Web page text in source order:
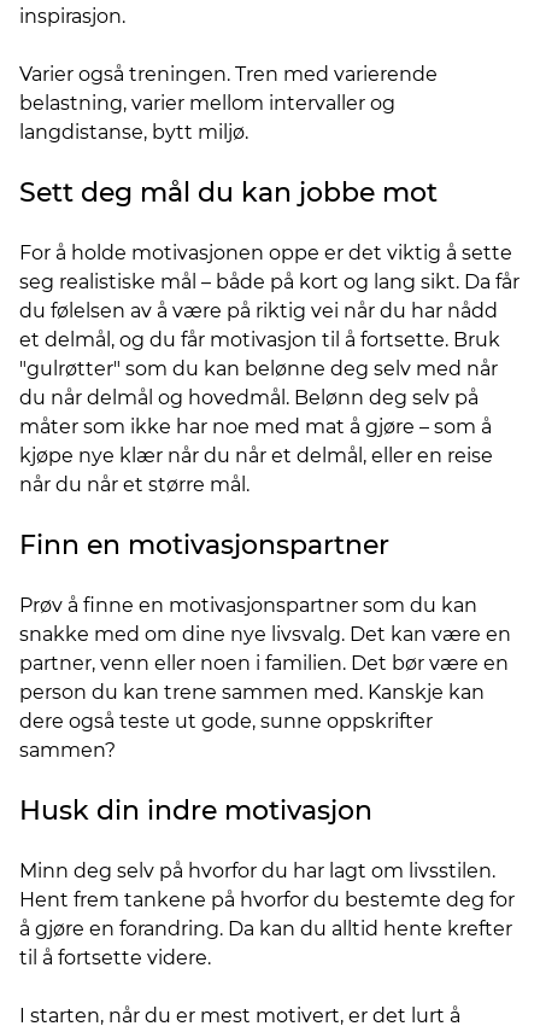
inspirasjon.
Varier også treningen. Tren med varierende
belastning, varier mellom intervaller og
langdistanse, bytt miljø.
Sett deg mål du kan jobbe mot
For å holde motivasjonen oppe er det viktig å sette
seg realistiske mål – både på kort og lang sikt. Da får
du følelsen av å være på riktig vei når du har nådd
et delmål, og du får motivasjon til å fortsette. Bruk
"gulrøtter" som du kan belønne deg selv med når
du når delmål og hovedmål. Belønn deg selv på
måter som ikke har noe med mat å gjøre – som å
kjøpe nye klær når du når et delmål, eller en reise
når du når et større mål.
Finn en motivasjonspartner
Prøv å finne en motivasjonspartner som du kan
snakke med om dine nye livsvalg. Det kan være en
partner, venn eller noen i familien. Det bør være en
person du kan trene sammen med. Kanskje kan
dere også teste ut gode, sunne oppskrifter
sammen?
Husk din indre motivasjon
Minn deg selv på hvorfor du har lagt om livsstilen.
Hent frem tankene på hvorfor du bestemte deg for
å gjøre en forandring. Da kan du alltid hente krefter
til å fortsette videre.
I starten, når du er mest motivert, er det lurt å